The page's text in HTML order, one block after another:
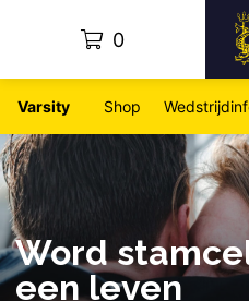
0
Varsity Shop
Word
een leven